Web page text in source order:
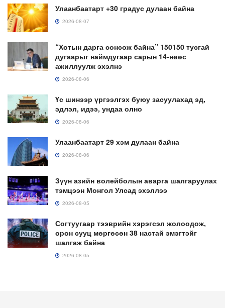
Улаанбаатарт +30 градус дулаан байна
2026-08-07
“Хотын дарга сонсож байна” 150150 тусгай
дугаарыг наймдугаар сарын 14-нөөс
ажиллуулж эхэлнэ
2026-08-06
Үс шинээр үргээлгэх буюу засуулахад эд,
эдлэл, идээ, ундаа олно
2026-08-06
Улаанбаатарт 29 хэм дулаан байна
2026-08-06
Зүүн азийн волейболын аварга шалгаруулах
тэмцээн Монгол Улсад эхэллээ
2026-08-05
Согтуугаар тээврийн хэрэгсэл жолоодож,
орон сууц мөргөсөн 38 настай эмэгтэйг
шалгаж байна
2026-08-05